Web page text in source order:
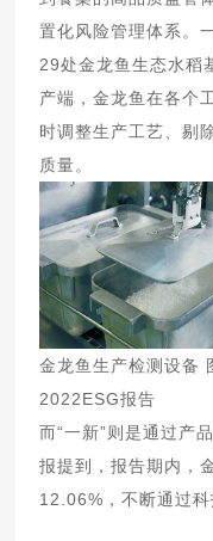
置化风险管理体系。
29处金龙鱼生态水稻
产端，金龙鱼在各个
时调整生产工艺、剔
质量。
金龙鱼生产检测设备
2022ESG报告
而“一新”则是通过产
报提到，报告期内，
12.06%，不断通过科